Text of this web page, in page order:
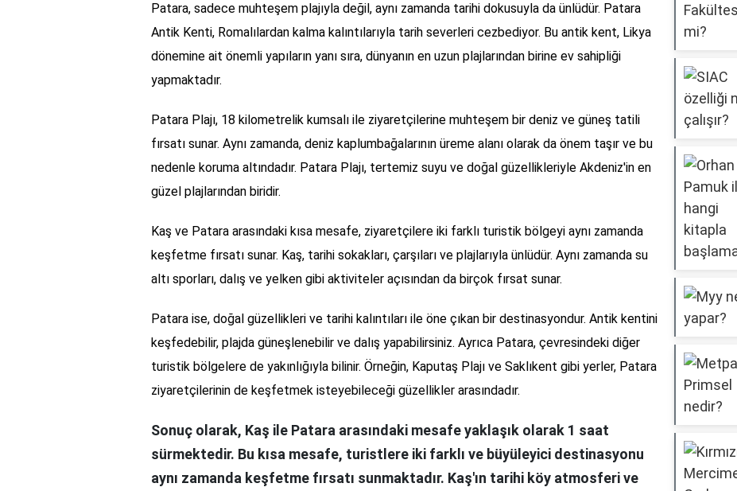
Patara, sadece muhteşem plajıyla değil, aynı zamanda tarihi dokusuyla da ünlüdür. Patara
Antik Kenti, Romalılardan kalma kalıntılarıyla tarih severleri cezbediyor. Bu antik kent, Likya
dönemine ait önemli yapıların yanı sıra, dünyanın en uzun plajlarından birine ev sahipliği
yapmaktadır.
Patara Plajı, 18 kilometrelik kumsalı ile ziyaretçilerine muhteşem bir deniz ve güneş tatili
fırsatı sunar. Aynı zamanda, deniz kaplumbağalarının üreme alanı olarak da önem taşır ve bu
nedenle koruma altındadır. Patara Plajı, tertemiz suyu ve doğal güzellikleriyle Akdeniz'in en
güzel plajlarından biridir.
Kaş ve Patara arasındaki kısa mesafe, ziyaretçilere iki farklı turistik bölgeyi aynı zamanda
keşfetme fırsatı sunar. Kaş, tarihi sokakları, çarşıları ve plajlarıyla ünlüdür. Aynı zamanda su
altı sporları, dalış ve yelken gibi aktiviteler açısından da birçok fırsat sunar.
Patara ise, doğal güzellikleri ve tarihi kalıntıları ile öne çıkan bir destinasyondur. Antik kentini
keşfedebilir, plajda güneşlenebilir ve dalış yapabilirsiniz. Ayrıca Patara, çevresindeki diğer
turistik bölgelere de yakınlığıyla bilinir. Örneğin, Kaputaş Plajı ve Saklıkent gibi yerler, Patara
ziyaretçilerinin de keşfetmek isteyebileceği güzellikler arasındadır.
Sonuç olarak, Kaş ile Patara arasındaki mesafe yaklaşık olarak 1 saat
sürmektedir. Bu kısa mesafe, turistlere iki farklı ve büyüleyici destinasyonu
aynı zamanda keşfetme fırsatı sunmaktadır. Kaş'ın tarihi köy atmosferi ve